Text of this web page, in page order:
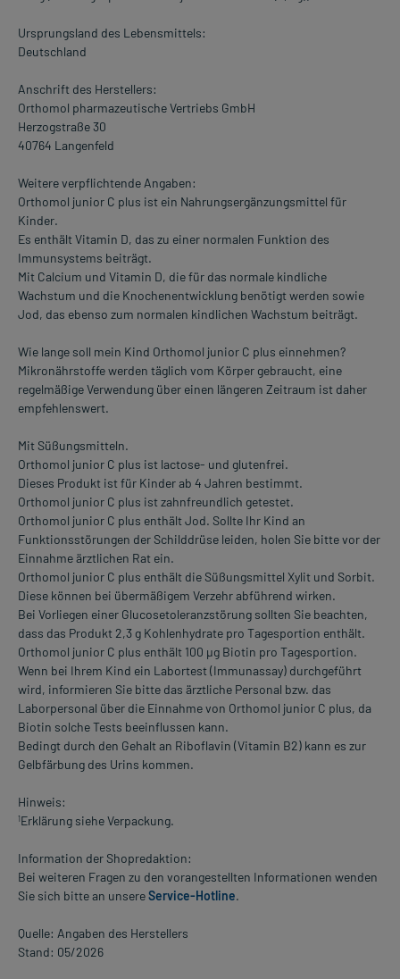
Ursprungsland des Lebensmittels:
Deutschland
Anschrift des Herstellers:
Orthomol pharmazeutische Vertriebs GmbH
Herzogstraße 30
40764 Langenfeld
Weitere verpflichtende Angaben:
Orthomol junior C plus ist ein Nahrungsergänzungsmittel für
Kinder.
Es enthält Vitamin D, das zu einer normalen Funktion des
Immunsystems beiträgt.
Mit Calcium und Vitamin D, die für das normale kindliche
Wachstum und die Knochenentwicklung benötigt werden sowie
Jod, das ebenso zum normalen kindlichen Wachstum beiträgt.
Wie lange soll mein Kind Orthomol junior C plus einnehmen?
Mikronährstoffe werden täglich vom Körper gebraucht, eine
regelmäßige Verwendung über einen längeren Zeitraum ist daher
empfehlenswert.
Mit Süßungsmitteln.
Orthomol junior C plus ist lactose- und glutenfrei.
Dieses Produkt ist für Kinder ab 4 Jahren bestimmt.
Orthomol junior C plus ist zahnfreundlich getestet.
Orthomol junior C plus enthält Jod. Sollte Ihr Kind an
Funktionsstörungen der Schilddrüse leiden, holen Sie bitte vor der
Einnahme ärztlichen Rat ein.
Orthomol junior C plus enthält die Süßungsmittel Xylit und Sorbit.
Diese können bei übermäßigem Verzehr abführend wirken.
Bei Vorliegen einer Glucosetoleranzstörung sollten Sie beachten,
dass das Produkt 2,3 g Kohlenhydrate pro Tagesportion enthält.
Orthomol junior C plus enthält 100 µg Biotin pro Tagesportion.
Wenn bei Ihrem Kind ein Labortest (Immunassay) durchgeführt
wird, informieren Sie bitte das ärztliche Personal bzw. das
Laborpersonal über die Einnahme von Orthomol junior C plus, da
Biotin solche Tests beeinflussen kann.
Bedingt durch den Gehalt an Riboflavin (Vitamin B2) kann es zur
Gelbfärbung des Urins kommen.
Hinweis:
1 Erklärung siehe Verpackung.
Information der Shopredaktion:
Bei weiteren Fragen zu den vorangestellten Informationen wenden
Sie sich bitte an unsereService-Hotline.
Quelle: Angaben des Herstellers
Stand: 05/2026